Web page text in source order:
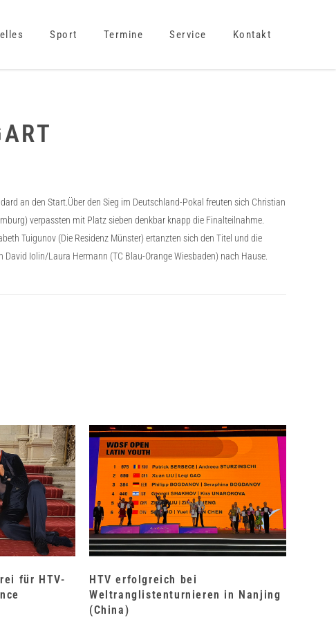
Sport Termine Service Kontakt
an den Start.Über den Sieg im Deutschland-Pokal freuten sich Christian
verpassten mit Platz sieben denkbar knapp die Finalteilnahme.
Tuigunov (Die Residenz Münster) ertanzten sich den Titel und die
Iolin/Laura Hermann (TC Blau-Orange Wiesbaden) nach Hause.
für HTV-
HTV erfolgreich bei
Weltranglistenturnieren in Nanjing
(China)